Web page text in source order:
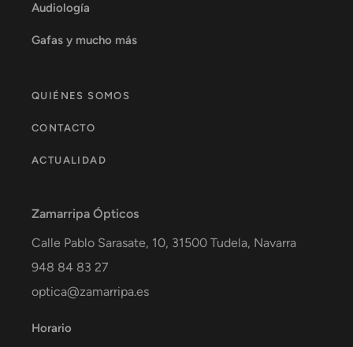
Audiología
Gafas y mucho más
QUIÉNES SOMOS
CONTACTO
ACTUALIDAD
Zamarripa Ópticos
Calle Pablo Sarasate, 10, 31500 Tudela, Navarra
948 84 83 27
optica@zamarripa.es
Horario